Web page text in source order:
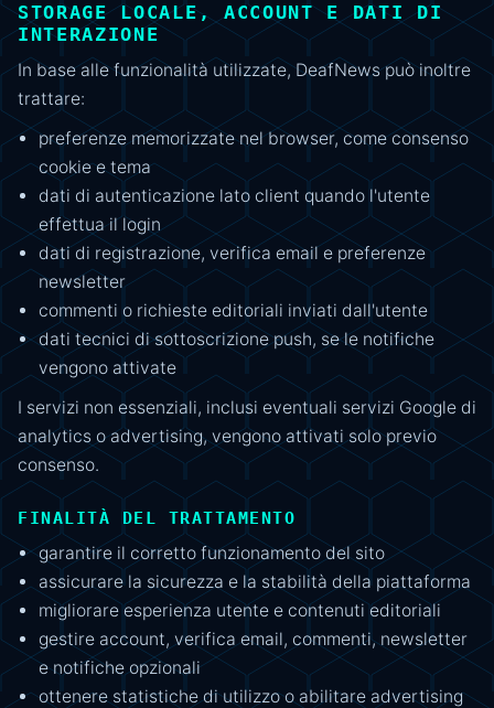
STORAGE LOCALE, ACCOUNT E DATI DI
INTERAZIONE
In base alle funzionalità utilizzate, DeafNews può inoltre
trattare:
preferenze memorizzate nel browser, come consenso
cookie e tema
dati di autenticazione lato client quando l'utente
effettua il login
dati di registrazione, verifica email e preferenze
newsletter
commenti o richieste editoriali inviati dall'utente
dati tecnici di sottoscrizione push, se le notifiche
vengono attivate
I servizi non essenziali, inclusi eventuali servizi Google di
analytics o advertising, vengono attivati solo previo
consenso.
FINALITÀ DEL TRATTAMENTO
garantire il corretto funzionamento del sito
assicurare la sicurezza e la stabilità della piattaforma
migliorare esperienza utente e contenuti editoriali
gestire account, verifica email, commenti, newsletter
e notifiche opzionali
ottenere statistiche di utilizzo o abilitare advertising